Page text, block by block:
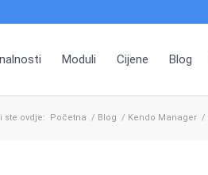
Moduli Cijene Blog
ste ovdje: Početna / Blog / Kendo Manager /